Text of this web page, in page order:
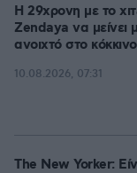
Η 29χρονη με το
Zendaya να μείνει
ανοιχτό στο
10.08.2026, 07:31
The New Yorker: